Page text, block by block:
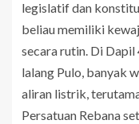
legislatif dan
beliau memiliki
secara rutin. Di
lalang Pulo, banyak
aliran listrik,
Persatuan Rebana